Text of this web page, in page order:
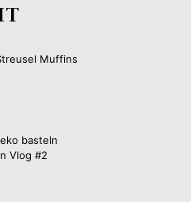
Muffins
basteln
Vlog #2